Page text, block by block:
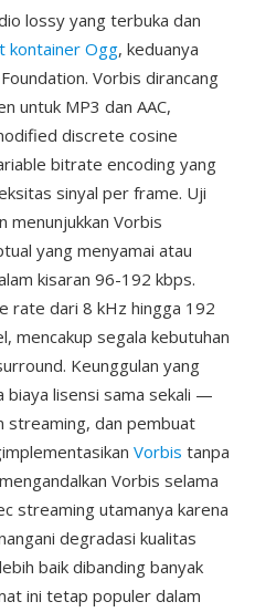
lossy yang terbuka dan
kontainer Ogg, keduanya
Vorbis dirancang
untuk MP3 dan AAC,
discrete cosine
bitrate encoding yang
sinyal per frame. Uji
menunjukkan Vorbis
yang menyamai atau
kisaran 96-192 kbps.
rate dari 8 kHz hingga 192
mencakup segala kebutuhan
Keunggulan yang
biaya lisensi sama sekali —
streaming, dan pembuat
Vorbis tanpa
Vorbis selama
streaming utamanya karena
degradasi kualitas
baik dibanding banyak
ini tetap populer dalam